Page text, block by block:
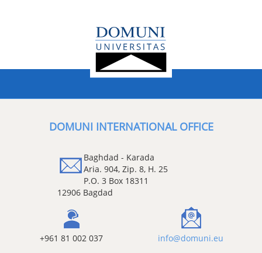
DOMUNI INTERNATIONAL OFFICE
Baghdad - Karada
Aria. 904, Zip. 8, H. 25
P.O. 3 Box 18311
12906 Bagdad
+961 81 002 037 info@domuni.eu